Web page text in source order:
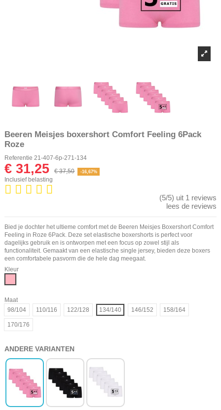
Beeren Meisjes boxershort Comfort Feeling 6Pack
Roze
Referentie 21-407-6p-271-134
€ 31,25 € 37,50 -16,67%
Inclusief belasting
(5/5) uit 1 reviews
lees de reviews
Bied je dochter het ultieme comfort met de Beeren Meisjes Boxershort Comfort
Feeling in Roze 6Pack. Deze set elastische boxershorts is perfect voor
dagelijks gebruik en is ontworpen met een focus op zowel stijl als
functionaliteit. Gemaakt van een elastische single jersey, bieden deze boxers
een comfortabele pasvorm die de hele dag meegaat.
Kleur
Maat
98/104
110/116 122/128 134/140 146/152 158/164
170/176
ANDERE VARIANTEN